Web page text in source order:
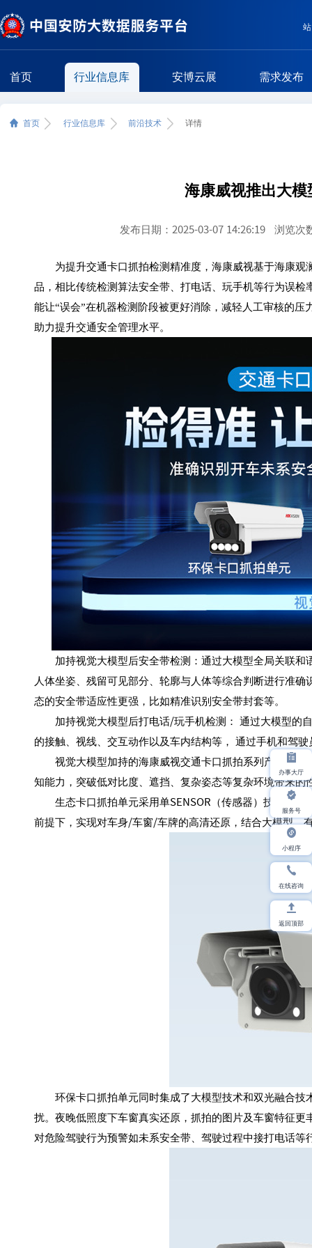
首页 行业信息库 安博云展 需求发布
首页 行业信息库 前沿技术 详情
海康威视推出大
发布日期：2025-03-07 14:26:19 浏览次
为提升交通卡口抓拍检测精准度，海康威视基于海康观
品，相比传统检测算法安全带、打电话、玩手机等行为误
能让“误会”在机器检测阶段被更好消除，减轻人工审核的
助力提升交通安全管理水平。
加持视觉大模型后安全带检测：通过大模型全局关联和
人体坐姿、残留可见部分、轮廓与人体等综合判断进行准
态的安全带适应性更强，比如精准识别安全带封套等。
加持视觉大模型后打电话/玩手机检测： 通过大模型的自
的接触、视线、交互动作以及车内结构等， 通过手机和驾
视觉大模型加持的海康威视交通卡口抓拍系列产品，通
知能力，突破低对比度、遮挡、复杂姿态等复杂环境带来的
生态卡口抓拍单元采用单SENSOR（传感器）技术方案
前提下，实现对车身/车窗/车牌的高清还原，结合大模型，
环保卡口抓拍单元同时集成了大模型技术和双光融合技
扰。夜晚低照度下车窗真实还原，抓拍的图片及车窗特征
对危险驾驶行为预警如未系安全带、驾驶过程中接打电话等
办事大厅
服务号
小程序
在线咨询
返回顶部